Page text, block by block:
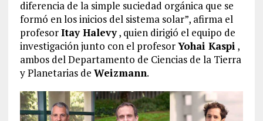
diferencia de la simple suciedad orgánica que se
formó en los inicios del sistema solar”, afirma el
profesorItay Halevy, quien dirigió el equipo de
investigación junto con el profesorYohai Kaspi ,
ambos del Departamento de Ciencias de la Tierra
y Planetarias de Weizmann.